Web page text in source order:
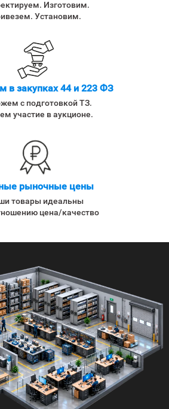
Изготовим.
Установим.
в закупках 44 и 223 ФЗ
с подготовкой ТЗ.
участие в аукционе.
рыночные цены
товары идеальны
цена/качество